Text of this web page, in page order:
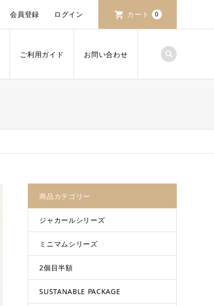
会員登録 ログイン カート 0
ご利用ガイド お問い合わせ
商品カテゴリー
ジャカールシリーズ
ミニマムシリーズ
2個目半額
SUSTANABLE PACKAGE